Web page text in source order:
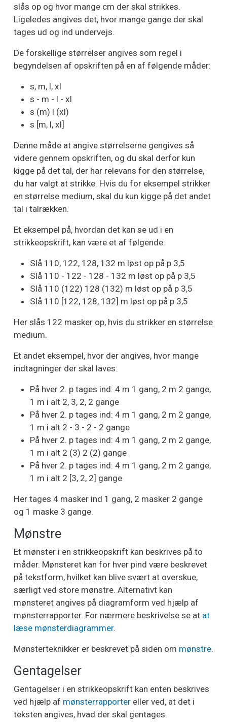
slås op og hvor mange cm der skal strikkes.
Ligeledes angives det, hvor mange gange der skal
tages ud og ind undervejs.
De forskellige størrelser angives som regel i
begyndelsen af opskriften på en af følgende måder:
s, m, l, xl
s - m - l - xl
s (m) l (xl)
s [m, l, xl]
Denne måde at angive størrelserne gengives så
videre gennem opskriften, og du skal derfor kun
kigge på det tal, der har relevans for den størrelse,
du har valgt at strikke. Hvis du for eksempel strikker
en størrelse medium, skal du kun kigge på det andet
tal i talrækken.
Et eksempel på, hvordan det kan se ud i en
strikkeopskrift, kan være et af følgende:
Slå 110, 122, 128, 132 m løst op på p 3,5
Slå 110 - 122 - 128 - 132 m løst op på p 3,5
Slå 110 (122) 128 (132) m løst op på p 3,5
Slå 110 [122, 128, 132] m løst op på p 3,5
Her slås 122 masker op, hvis du strikker en størrelse
medium.
Et andet eksempel, hvor der angives, hvor mange
indtagninger der skal laves:
På hver 2. p tages ind: 4 m 1 gang, 2 m 2 gange,
1 m i alt 2, 3, 2, 2 gange
På hver 2. p tages ind: 4 m 1 gang, 2 m 2 gange,
1 m i alt 2 - 3 - 2 - 2 gange
På hver 2. p tages ind: 4 m 1 gang, 2 m 2 gange,
1 m i alt 2 (3) 2 (2) gange
På hver 2. p tages ind: 4 m 1 gang, 2 m 2 gange,
1 m i alt 2 [3, 2, 2] gange
Her tages 4 masker ind 1 gang, 2 masker 2 gange
og 1 maske 3 gange.
Mønstre
Et mønster i en strikkeopskrift kan beskrives på to
måder. Mønsteret kan for hver pind være beskrevet
på tekstform, hvilket kan blive svært at overskue,
særligt ved store mønstre. Alternativt kan
mønsteret angives på diagramform ved hjælp af
mønsterrapporter. For nærmere beskrivelse se at at
læse mønsterdiagrammer.
Mønsterteknikker er beskrevet på siden om mønstre.
Gentagelser
Gentagelser i en strikkeopskrift kan enten beskrives
ved hjælp af mønsterrapporter eller ved, at det i
teksten angives, hvad der skal gentages.